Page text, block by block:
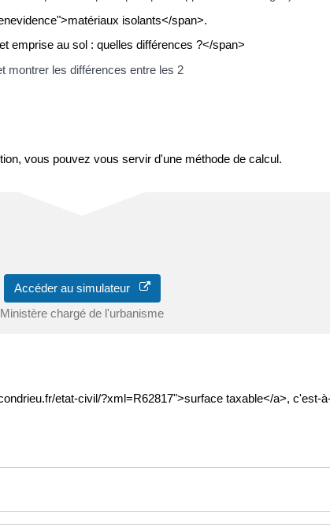
isolants</span>.
emprise au sol : quelles différences ?</span>
vous pouvez vous servir d'une méthode de calcul.
Accéder au simulateur
Ministère chargé de l'urbanisme
etat-civil/?xml=R62817">surface taxable</a>, c'est-